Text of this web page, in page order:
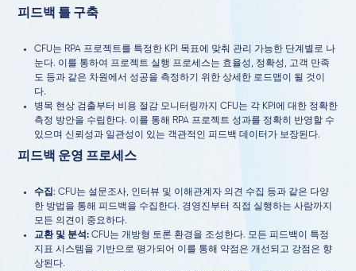
피드백 틀 구축
CFU는 RPA 프로젝트를 특정한 KPI 목표에 맞춰 관리 가능한 단계별로 나
눈다. 이를 통하여 프로젝트 실행 프로세스는 효율성, 정확성, 고객 만족
도 등과 같은 차원에서 성공을 측정하기 위한 상세한 로드맵이 될 것이
다.
병목 현상 검출부터 비용 절감 모니터링까지 CFU는 각 KPI에 대한 정확한
측정 방안을 수립한다. 이를 통해 RPA 프로젝트 성과를 정확히 반영할 수
있으며 신뢰성과 일관성이 있는 객관적인 피드백 데이터가 보장된다.
피드백 운영 프로세스
수집: CFU는 설문조사, 인터뷰 및 이해관계자 의견 수집 등과 같은 다양
한 방법을 통해 피드백을 수집한다. 경영진부터 직접 실행하는 사람까지
모든 의견이 중요하다.
교환 및 분석: CFU는 개방형 토론 환경을 조성한다. 모든 피드백이 특정
지표 시스템을 기반으로 평가되어 이를 통해 약점은 개선되고 강점은 향
상된다.